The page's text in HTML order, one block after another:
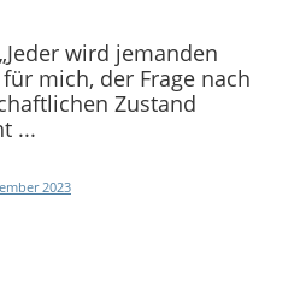
wird jemanden
mich, der Frage nach
Zustand
...
2023